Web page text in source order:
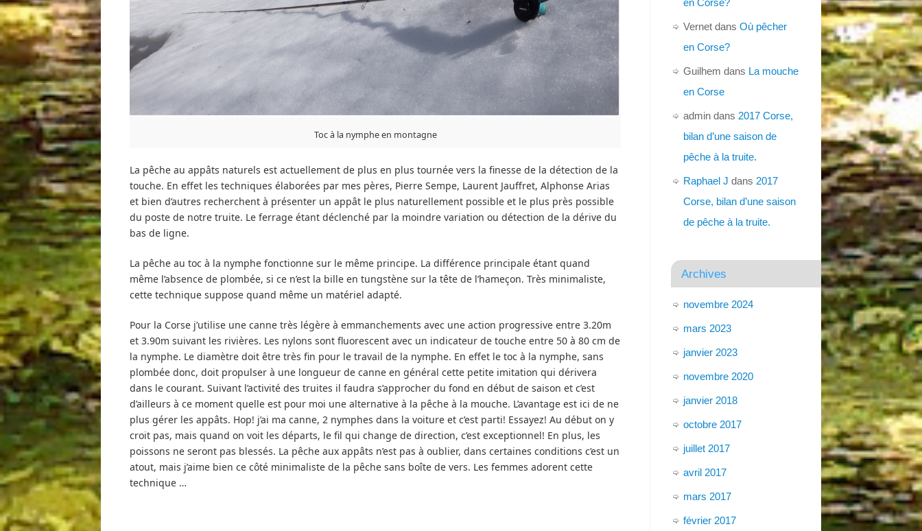
Toc à la nymphe en montagne
La pêche au appâts naturels est actuellement de plus en plus tournée vers la finesse de la détection de la
touche. En effet les techniques élaborées par mes pères, Pierre Sempe, Laurent Jauffret, Alphonse Arias
et bien d’autres recherchent à présenter un appât le plus naturellement possible et le plus près possible
du poste de notre truite. Le ferrage étant déclenché par la moindre variation ou détection de la dérive du
bas de ligne.
La pêche au toc à la nymphe fonctionne sur le même principe. La différence principale étant quand
même l’absence de plombée, si ce n’est la bille en tungstène sur la tête de l’hameçon. Très minimaliste,
cette technique suppose quand même un matériel adapté.
Pour la Corse j’utilise une canne très légère à emmanchements avec une action progressive entre 3.20m
et 3.90m suivant les rivières. Les nylons sont fluorescent avec un indicateur de touche entre 50 à 80 cm de
la nymphe. Le diamètre doit être très fin pour le travail de la nymphe. En effet le toc à la nymphe, sans
plombée donc, doit propulser à une longueur de canne en général cette petite imitation qui dérivera
dans le courant. Suivant l’activité des truites il faudra s’approcher du fond en début de saison et c’est
d’ailleurs à ce moment quelle est pour moi une alternative à la pêche à la mouche. L’avantage est ici de ne
plus gérer les appâts. Hop! j’ai ma canne, 2 nymphes dans la voiture et c’est parti! Essayez! Au début on y
croit pas, mais quand on voit les départs, le fil qui change de direction, c’est exceptionnel! En plus, les
poissons ne seront pas blessés. La pêche aux appâts n’est pas à oublier, dans certaines conditions c’est un
atout, mais j’aime bien ce côté minimaliste de la pêche sans boîte de vers. Les femmes adorent cette
technique …
en Corse?
Vernet dans Où pêcher
en Corse?
Guilhem dans La mouche
en Corse
admin dans 2017 Corse,
bilan d’une saison de
pêche à la truite.
Raphael J dans 2017
Corse, bilan d’une saison
de pêche à la truite.
Archives
novembre 2024
mars 2023
janvier 2023
novembre 2020
janvier 2018
octobre 2017
juillet 2017
avril 2017
mars 2017
février 2017